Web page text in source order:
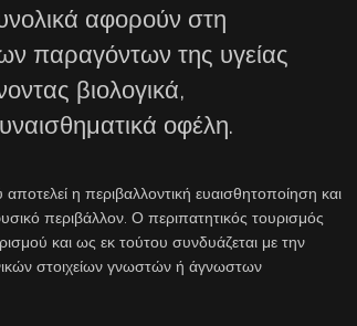
αφορούν στη
παραγόντων της υγείας
βιολογικά,
οφέλη.
η περιβαλλοντική ευαισθητοποίηση και
περιβάλλον. Ο περιπατητικός τουρισμός
και ως εκ τούτου συνδυάζεται με την
στοιχείων γνωστών ή άγνωστων